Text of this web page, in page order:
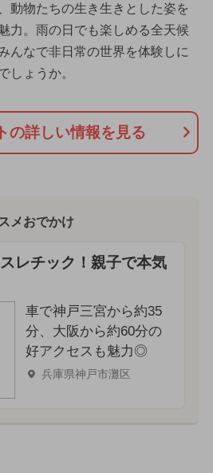
動物たちの生き生きとした姿を
力。雨の日でも楽しめる全天候
んなで非日常の世界を体験しに
しょうか。
の詳しい情報を見る
メおでかけ
レチック！親子で本気
車で神戸三宮から約35
分、大阪から約60分の
好アクセスも魅力◎
兵庫県神戸市灘区